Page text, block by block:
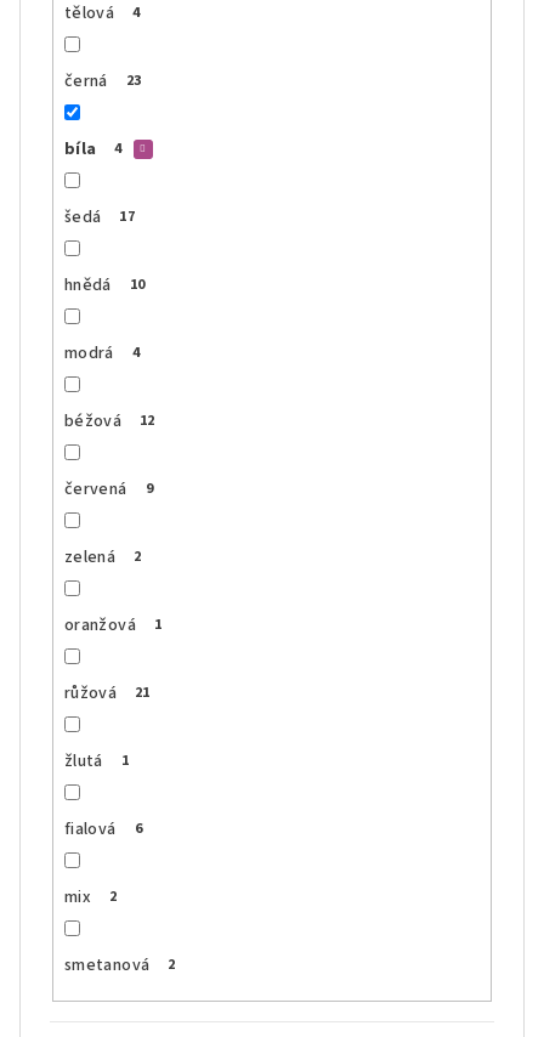
tělová 4
černá 23
bíla 4
šedá 17
hnědá 10
modrá 4
béžová 12
červená 9
zelená 2
oranžová 1
růžová 21
žlutá 1
fialová 6
mix 2
smetanová 2